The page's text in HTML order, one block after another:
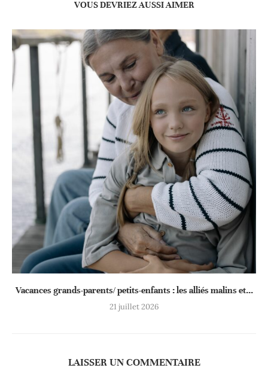
VOUS DEVRIEZ AUSSI AIMER
Vacances grands-parents/ petits-enfants : les alliés malins et...
21 juillet 2026
LAISSER UN COMMENTAIRE